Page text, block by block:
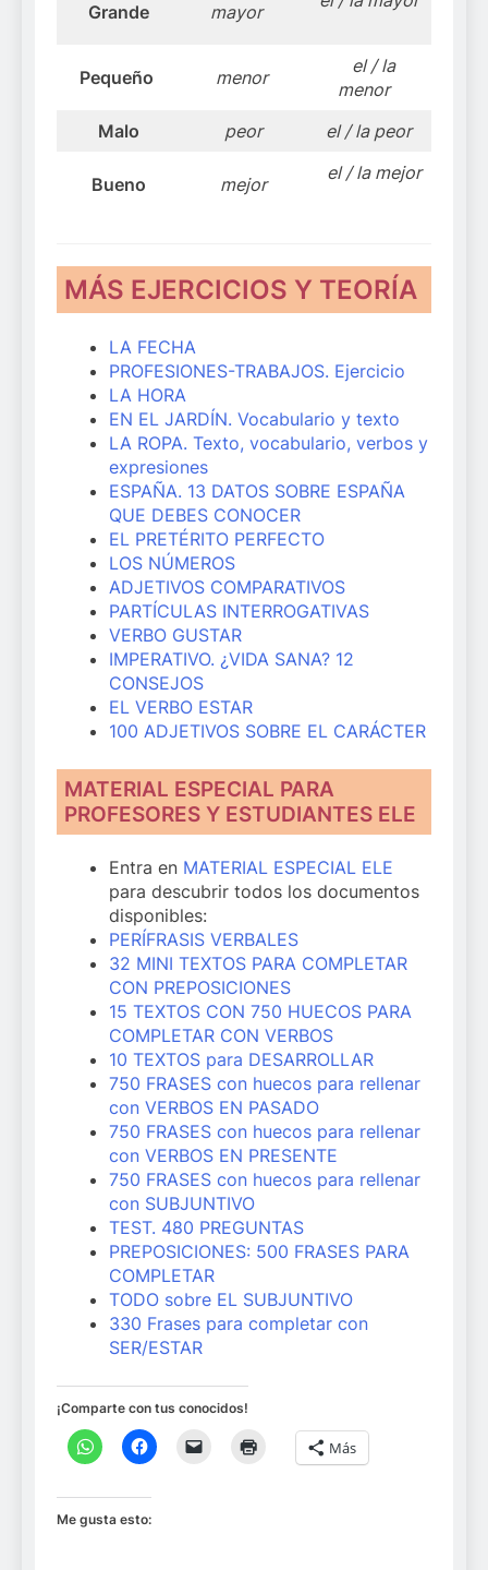
Grande mayor
Pequeño menor
el / la
menor
Malo
peor el / la peor
Bueno mejor
el / la mejor
MÁS EJERCICIOS Y TEORÍA
LA FECHA
PROFESIONES-TRABAJOS. Ejercicio
LA HORA
EN EL JARDÍN. Vocabulario y texto
LA ROPA. Texto, vocabulario, verbos y
expresiones
ESPAÑA. 13 DATOS SOBRE ESPAÑA
QUE DEBES CONOCER
EL PRETÉRITO PERFECTO
LOS NÚMEROS
ADJETIVOS COMPARATIVOS
PARTÍCULAS INTERROGATIVAS
VERBO GUSTAR
IMPERATIVO. ¿VIDA SANA? 12
CONSEJOS
EL VERBO ESTAR
100 ADJETIVOS SOBRE EL CARÁCTER
MATERIAL ESPECIAL PARA
PROFESORES Y ESTUDIANTES ELE
Entra en MATERIAL ESPECIAL ELE
para descubrir todos los documentos
disponibles:
PERÍFRASIS VERBALES
32 MINI TEXTOS PARA COMPLETAR
CON PREPOSICIONES
15 TEXTOS CON 750 HUECOS PARA
COMPLETAR CON VERBOS
10 TEXTOS para DESARROLLAR
750 FRASES con huecos para rellenar
con VERBOS EN PASADO
750 FRASES con huecos para rellenar
con VERBOS EN PRESENTE
750 FRASES con huecos para rellenar
con SUBJUNTIVO
TEST. 480 PREGUNTAS
PREPOSICIONES: 500 FRASES PARA
COMPLETAR
TODO sobre EL SUBJUNTIVO
330 Frases para completar con
SER/ESTAR
¡Comparte con tus conocidos!
Más
Me gusta esto: